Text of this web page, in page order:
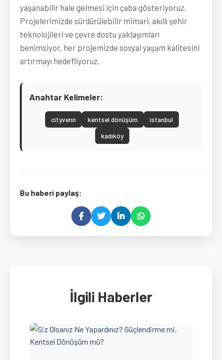
yaşanabilir hale gelmesi için çaba gösteriyoruz.
Projelerimizde sürdürülebilir mimari, akıllı şehir
teknolojileri ve çevre dostu yaklaşımları
benimsiyor, her projemizde sosyal yaşam kalitesini
artırmayı hedefliyoruz.
Anahtar Kelimeler:
cityvenn kentsel dönüşüm
istanbul
kadıköy
Bu haberi paylaş:
İlgili Haberler